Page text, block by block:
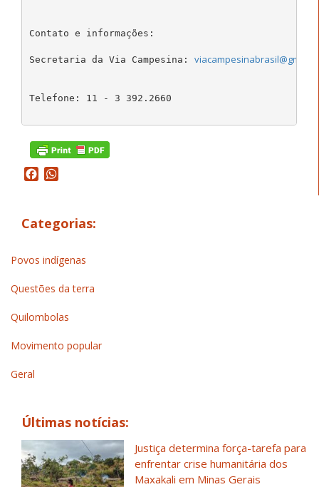
Contato e informações:
Secretaria da Via Campesina:
Telefone: 11 - 3 392.2660
Facebook
Categorias:
Povos indígenas
Questões da terra
Quilombolas
Movimento popular
Geral
Últimas notícias:
Justiça determina força-tarefa para
enfrentar crise humanitária dos
Maxakali em Minas Gerais